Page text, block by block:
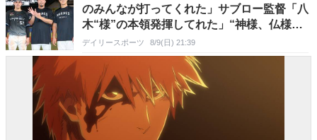
のみんなが打ってくれた」サブロー監督「八
木“様”の本領発揮してれた」“神様、仏様、
八木様”には「光栄です」
デイリースポーツ 8/9(日) 21:39